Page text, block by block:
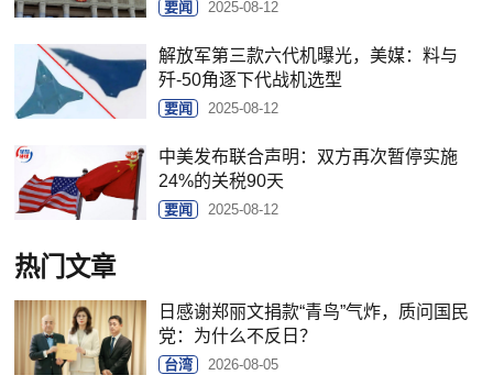
要闻 2025-08-12
解放军第三款六代机曝光，美媒：料与
歼-50角逐下代战机选型
要闻 2025-08-12
中美发布联合声明：双方再次暂停实施
24%的关税90天
要闻 2025-08-12
热门文章
日感谢郑丽文捐款“青鸟”气炸，质问国民
党：为什么不反日？
台湾 2026-08-05